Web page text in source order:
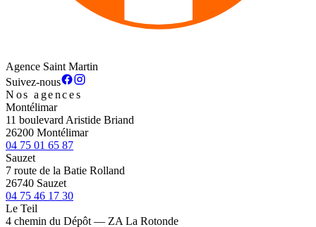
Agence Saint Martin
Suivez-nous
Nos agences
Montélimar
11 boulevard Aristide Briand
26200 Montélimar
04 75 01 65 87
Sauzet
7 route de la Batie Rolland
26740 Sauzet
04 75 46 17 30
Le Teil
4 chemin du Dépôt — ZA La Rotonde